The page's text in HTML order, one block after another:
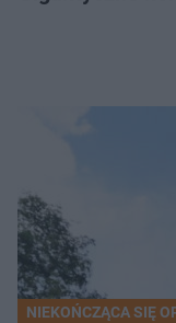
NIEKOŃCZĄCA SIĘ